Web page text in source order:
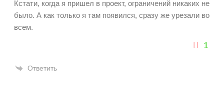
Кстати, когда я пришел в проект, ограничений никаких не
было. А как только я там появился, сразу же урезали во
всем.
1
Ответить